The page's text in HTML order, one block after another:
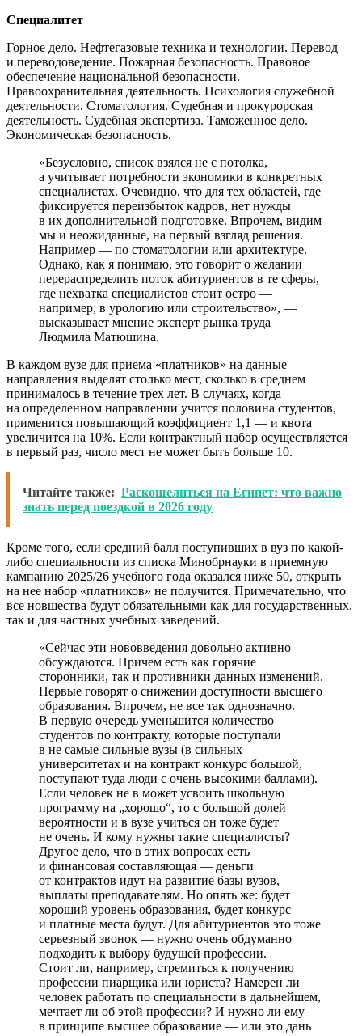
Специалитет
Горное дело. Нефтегазовые техника и технологии. Перевод
и переводоведение. Пожарная безопасность. Правовое
обеспечение национальной безопасности.
Правоохранительная деятельность. Психология служебной
деятельности. Стоматология. Судебная и прокурорская
деятельность. Судебная экспертиза. Таможенное дело.
Экономическая безопасность.
«Безусловно, список взялся не с потолка,
а учитывает потребности экономики в конкретных
специалистах. Очевидно, что для тех областей, где
фиксируется переизбыток кадров, нет нужды
в их дополнительной подготовке. Впрочем, видим
мы и неожиданные, на первый взгляд решения.
Например — по стоматологии или архитектуре.
Однако, как я понимаю, это говорит о желании
перераспределить поток абитуриентов в те сферы,
где нехватка специалистов стоит остро —
например, в урологию или строительство», —
высказывает мнение эксперт рынка труда
Людмила Матюшина.
В каждом вузе для приема «платников» на данные
направления выделят столько мест, сколько в среднем
принималось в течение трех лет. В случаях, когда
на определенном направлении учится половина студентов,
применится повышающий коэффициент 1,1 — и квота
увеличится на 10%. Если контрактный набор осуществляется
в первый раз, число мест не может быть больше 10.
Читайте также: Раскошелиться на Египет: что важно
знать перед поездкой в 2026 году
Кроме того, если средний балл поступивших в вуз по какой-
либо специальности из списка Минобрнауки в приемную
кампанию 2025/26 учебного года оказался ниже 50, открыть
на нее набор «платников» не получится. Примечательно, что
все новшества будут обязательными как для государственных,
так и для частных учебных заведений.
«Сейчас эти нововведения довольно активно
обсуждаются. Причем есть как горячие
сторонники, так и противники данных изменений.
Первые говорят о снижении доступности высшего
образования. Впрочем, не все так однозначно.
В первую очередь уменьшится количество
студентов по контракту, которые поступали
в не самые сильные вузы (в сильных
университетах и на контракт конкурс большой,
поступают туда люди с очень высокими баллами).
Если человек не в может усвоить школьную
программу на „хорошо“, то с большой долей
вероятности и в вузе учиться он тоже будет
не очень. И кому нужны такие специалисты?
Другое дело, что в этих вопросах есть
и финансовая составляющая — деньги
от контрактов идут на развитие базы вузов,
выплаты преподавателям. Но опять же: будет
хороший уровень образования, будет конкурс —
и платные места будут. Для абитуриентов это тоже
серьезный звонок — нужно очень обдуманно
подходить к выбору будущей профессии.
Стоит ли, например, стремиться к получению
профессии пиарщика или юриста? Намерен ли
человек работать по специальности в дальнейшем,
мечтает ли об этой профессии? И нужно ли ему
в принципе высшее образование — или это дань